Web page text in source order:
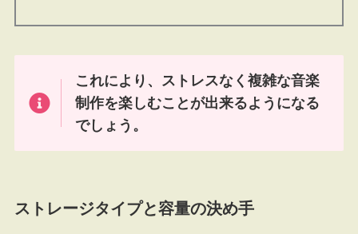
これにより、ストレスなく複雑な音楽
制作を楽しむことが出来るようになる
でしょう。
ストレージタイプと容量の決め手